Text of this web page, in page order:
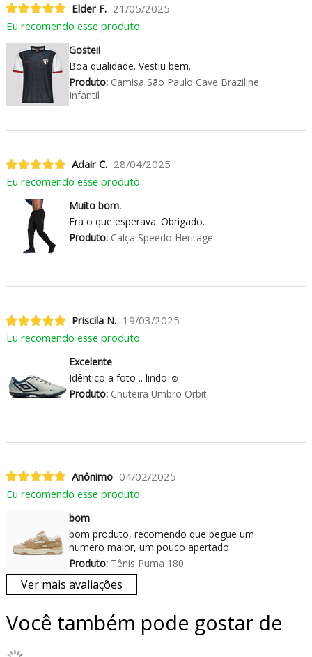
Elder F. 21/05/2025
Eu recomendo esse produto.
Gostei!
Boa qualidade. Vestiu bem.
Produto:Camisa São Paulo Cave Braziline
Infantil
Adair C. 28/04/2025
Eu recomendo esse produto.
Muito bom.
Era o que esperava. Obrigado.
Produto:Calça Speedo Heritage
Priscila N. 19/03/2025
Eu recomendo esse produto.
Excelente
Idêntico a foto .. lindo ☺️
Produto:Chuteira Umbro Orbit
Anônimo 04/02/2025
Eu recomendo esse produto.
bom
bom produto, recomendo que pegue um
numero maior, um pouco apertado
Produto:Tênis Puma 180
Ver mais avaliações
Você também pode gostar de